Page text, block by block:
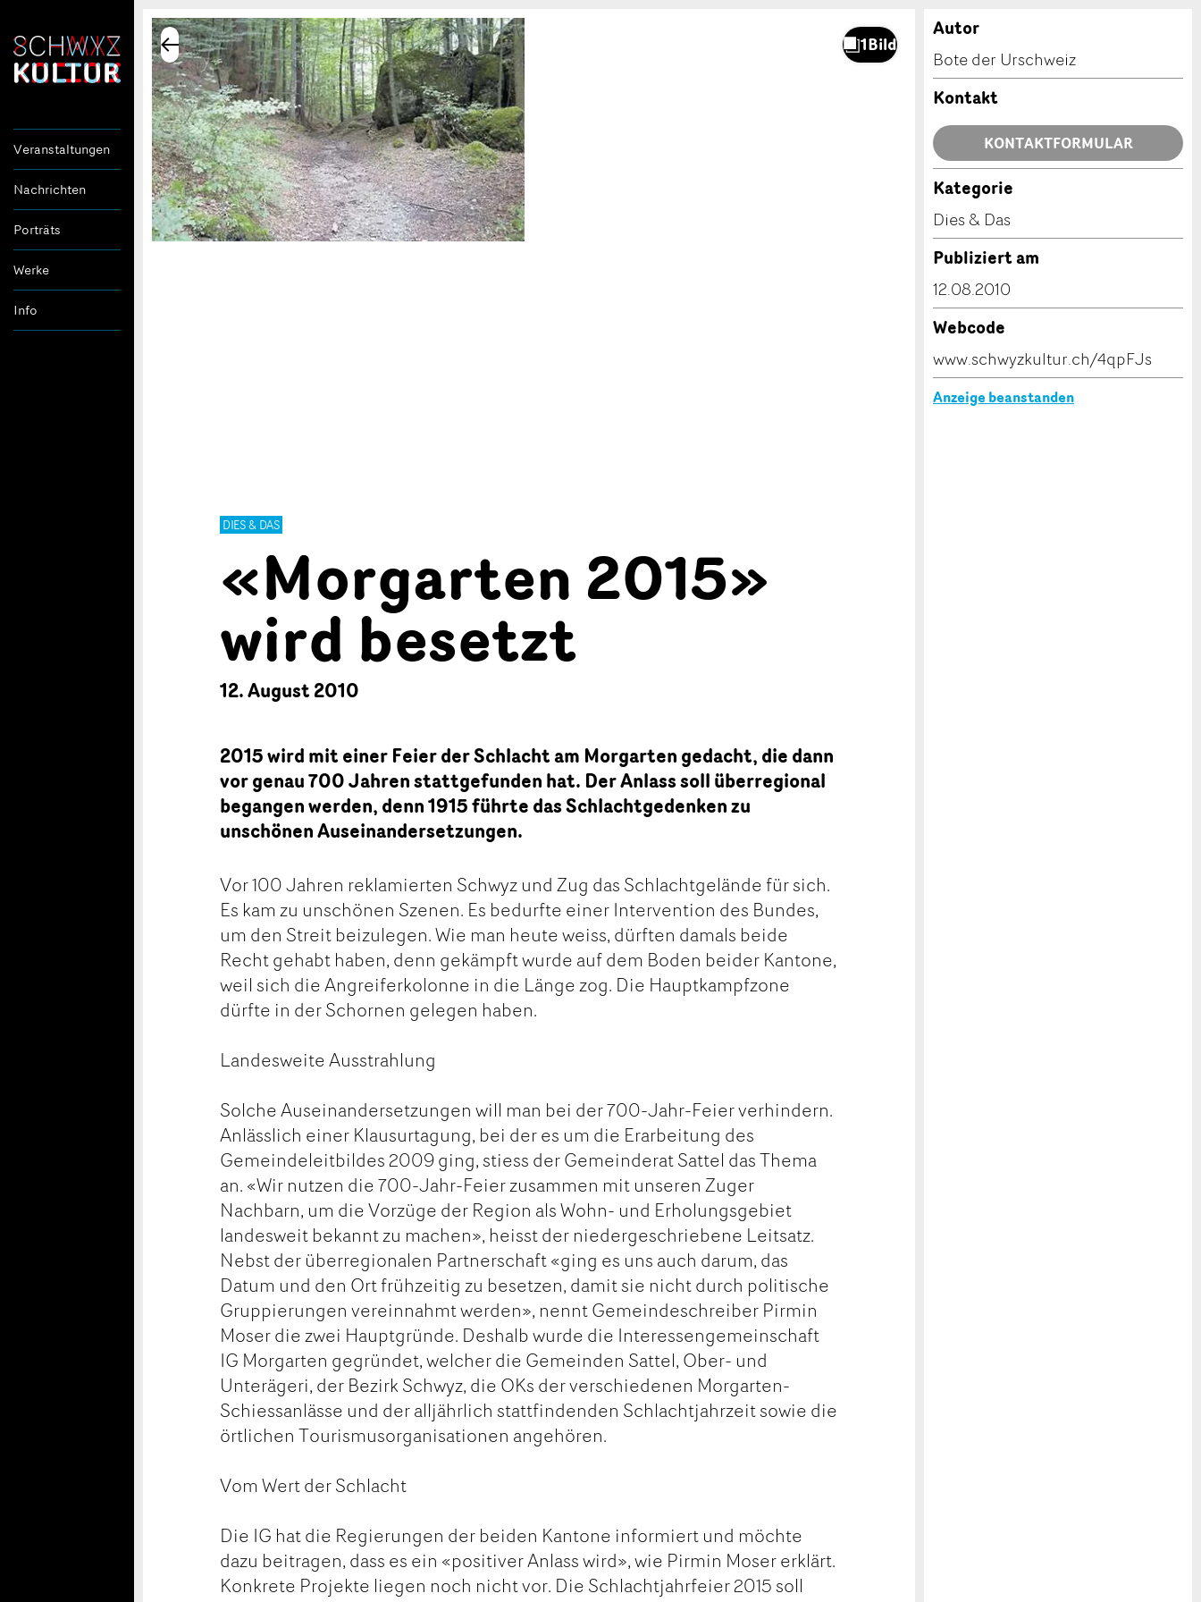
Veranstaltungen
Nachrichten
Porträts
Werke
Info
DIES & DAS
«Morgarten 2015»
wird besetzt
12. August 2010
2015 wird mit einer Feier der Schlacht am Morgarten gedacht, die dann
vor genau 700 Jahren stattgefunden hat. Der Anlass soll überregional
begangen werden, denn 1915 führte das Schlachtgedenken zu
unschönen Auseinandersetzungen.
Vor 100 Jahren reklamierten Schwyz und Zug das Schlachtgelände für sich.
Es kam zu unschönen Szenen. Es bedurfte einer Intervention des Bundes,
um den Streit beizulegen. Wie man heute weiss, dürften damals beide
Recht gehabt haben, denn gekämpft wurde auf dem Boden beider Kantone,
weil sich die Angreiferkolonne in die Länge zog. Die Hauptkampfzone
dürfte in der Schornen gelegen haben.
Landesweite Ausstrahlung
Solche Auseinandersetzungen will man bei der 700-Jahr-Feier verhindern.
Anlässlich einer Klausurtagung, bei der es um die Erarbeitung des
Gemeindeleitbildes 2009 ging, stiess der Gemeinderat Sattel das Thema
an. «Wir nutzen die 700-Jahr-Feier zusammen mit unseren Zuger
Nachbarn, um die Vorzüge der Region als Wohn- und Erholungsgebiet
landesweit bekannt zu machen», heisst der niedergeschriebene Leitsatz.
Nebst der überregionalen Partnerschaft «ging es uns auch darum, das
Datum und den Ort frühzeitig zu besetzen, damit sie nicht durch politische
Gruppierungen vereinnahmt werden», nennt Gemeindeschreiber Pirmin
Moser die zwei Hauptgründe. Deshalb wurde die Interessengemeinschaft
IG Morgarten gegründet, welcher die Gemeinden Sattel, Ober- und
Unterägeri, der Bezirk Schwyz, die OKs der verschiedenen Morgarten-
Schiessanlässe und der alljährlich stattfindenden Schlachtjahrzeit sowie die
örtlichen Tourismusorganisationen angehören.
Vom Wert der Schlacht
Die IG hat die Regierungen der beiden Kantone informiert und möchte
dazu beitragen, dass es ein «positiver Anlass wird», wie Pirmin Moser erklärt.
Konkrete Projekte liegen noch nicht vor. Die Schlachtjahrfeier 2015 soll
Autor
Bote der Urschweiz
Kontakt
KONTAKTFORMULAR
Kategorie
Dies & Das
Publiziert am
12.08.2010
Webcode
www.schwyzkultur.ch/4qpFJs
Anzeige beanstanden